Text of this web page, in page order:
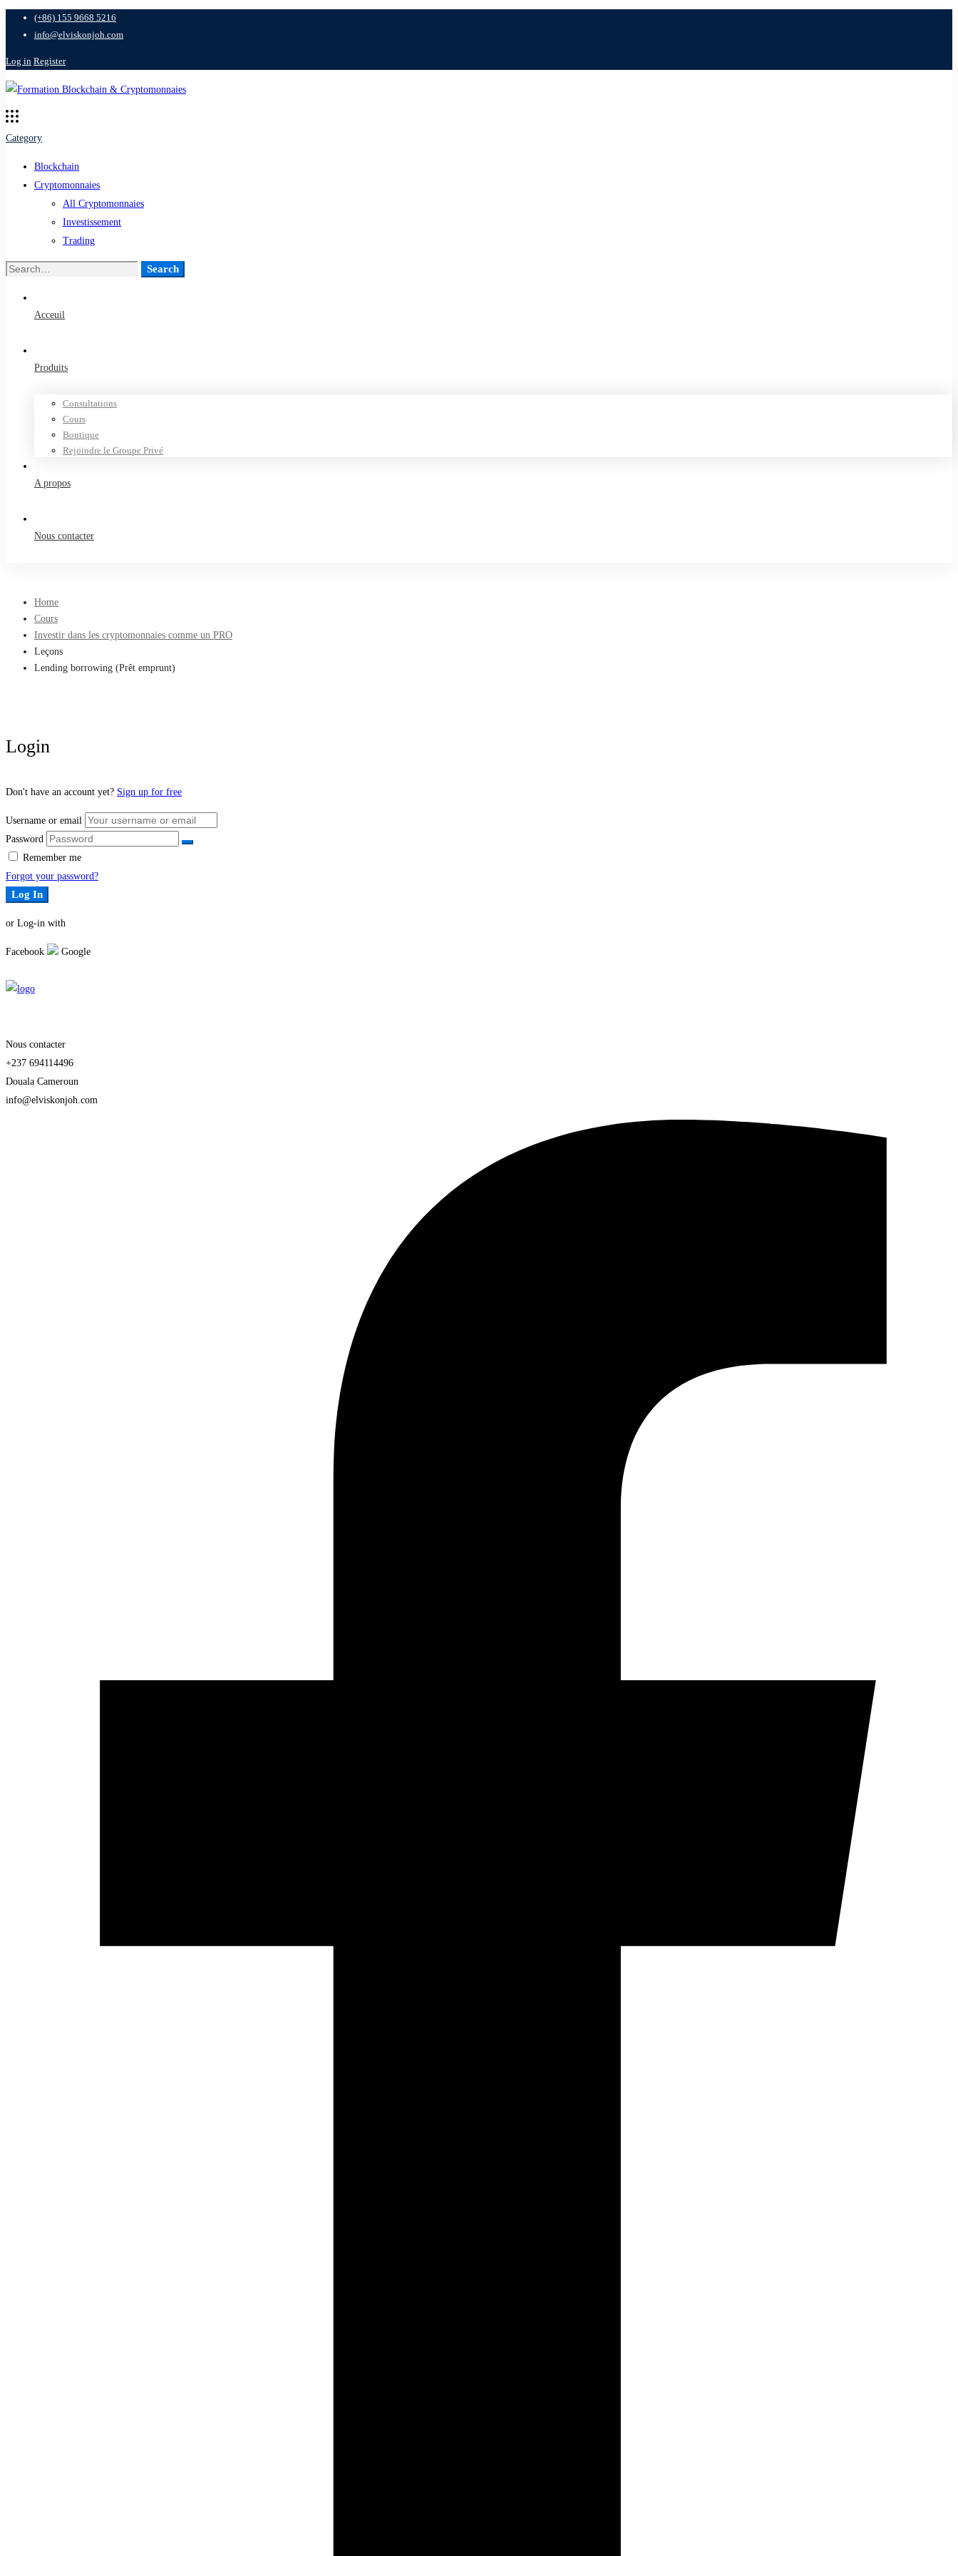
(+86) 155 9668 5216
info@elviskonjoh.com
Log in Register
Category
Blockchain
Cryptomonnaies
All Cryptomonnaies
Investissement
Trading
Search
Search
Acceuil
Produits
Consultations
Cours
Boutique
Rejoindre le Groupe Privé
A propos
Nous contacter
Home
Cours
Investir dans les cryptomonnaies comme un PRO
Leçons
Lending borrowing (Prêt emprunt)
Login
Don't have an account yet? Sign up for free
Username or email
Password
Remember me
Forgot your password?
Log In
or Log-in with
Facebook Google
Nous contacter
+237 694114496
Douala Cameroun
info@elviskonjoh.com